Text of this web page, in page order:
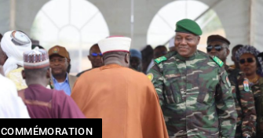
COMMÉMORATION